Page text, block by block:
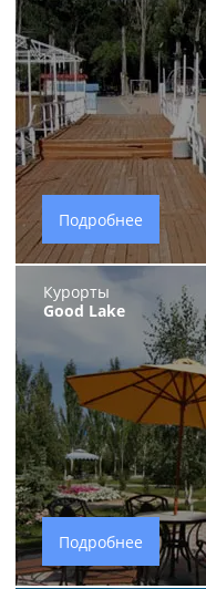
Подробнее
Курорты
Good Lake
Подробнее